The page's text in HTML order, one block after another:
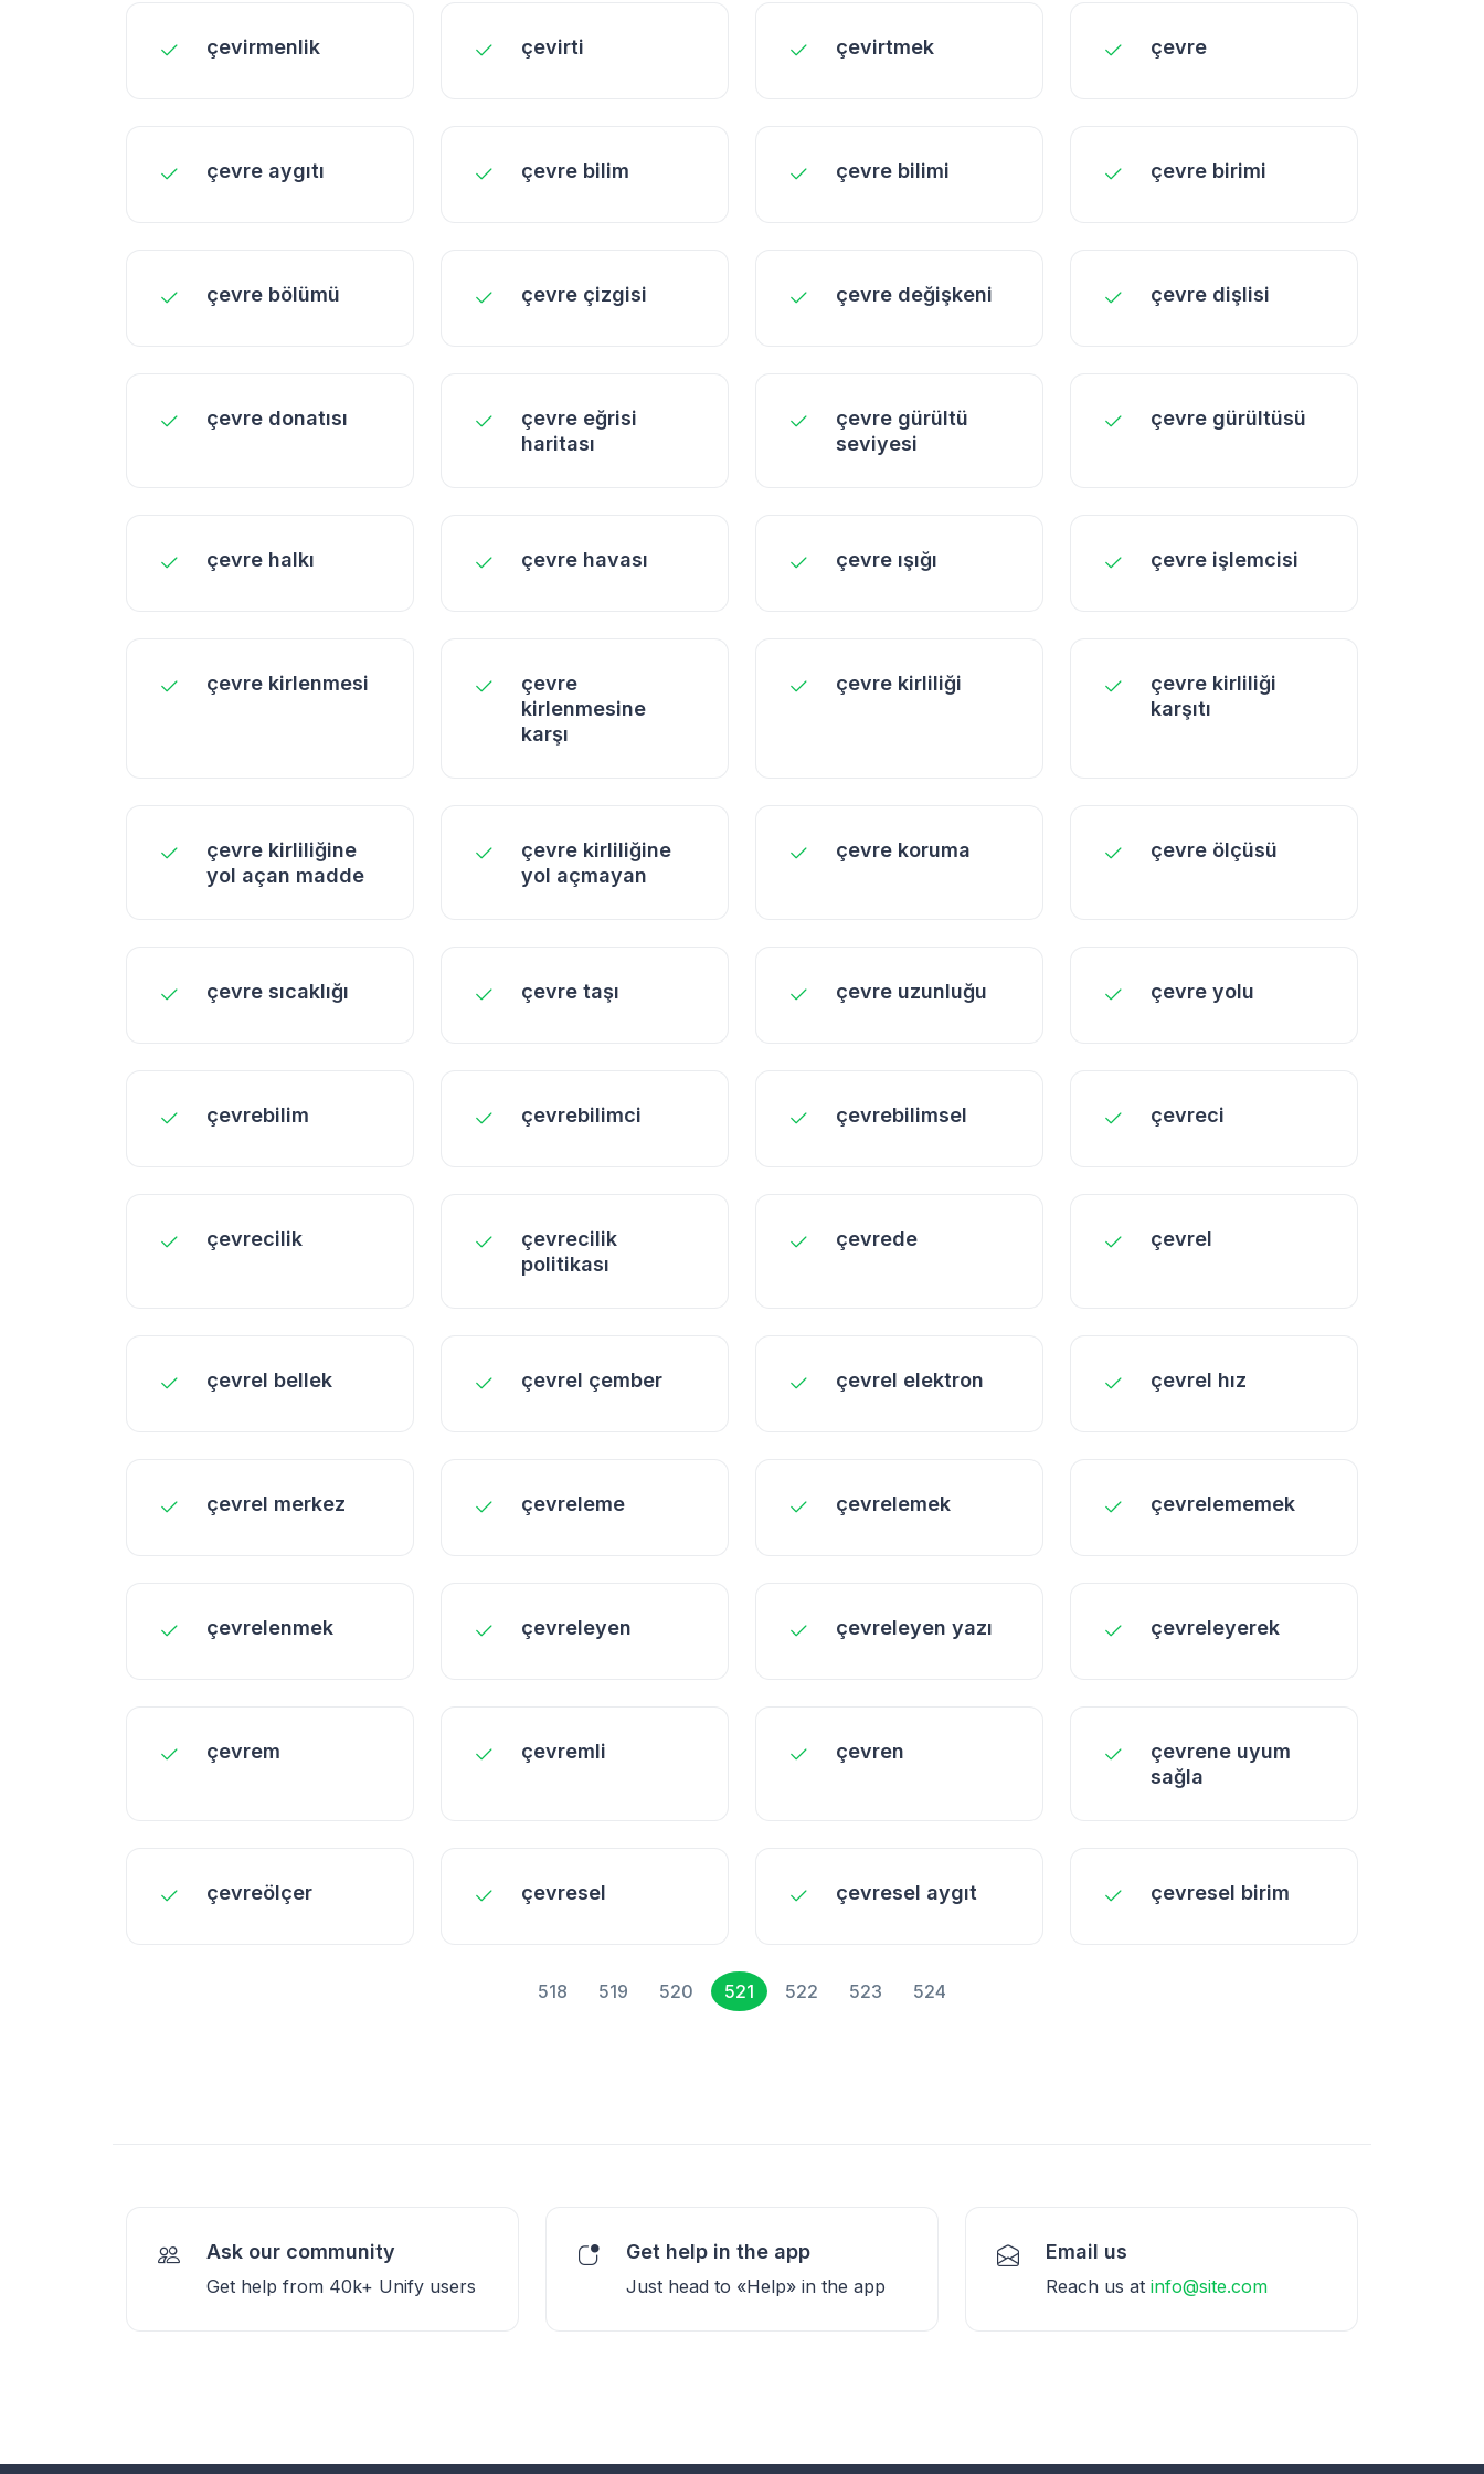
çevirmenlik çevirti çevirtmek çevre
çevre aygıtı çevre bilim çevre bilimi çevre birimi
çevre bölümü çevre çizgisi çevre değişkeni çevre dişlisi
çevre donatısı
çevre eğrisi
haritası
çevre gürültü
seviyesi
çevre gürültüsü
çevre halkı çevre havası çevre ışığı çevre işlemcisi
çevre kirlenmesi
çevre
kirlenmesine
karşı
çevre kirliliği
çevre kirliliği
karşıtı
çevre kirliliğine
yol açan madde
çevre kirliliğine
yol açmayan
çevre koruma çevre ölçüsü
çevre sıcaklığı çevre taşı çevre uzunluğu çevre yolu
çevrebilim çevrebilimci çevrebilimsel çevreci
çevrecilik
çevrecilik
politikası
çevrede çevrel
çevrel bellek çevrel çember çevrel elektron çevrel hız
çevrel merkez çevreleme çevrelemek çevrelememek
çevrelenmek çevreleyen çevreleyen yazı çevreleyerek
çevrem çevremli çevren
çevrene uyum
sağla
çevreölçer çevresel çevresel aygıt çevresel birim
518 519 520 521 522 523 524
Ask our community
Get help from 40k+ Unify users
Get help in the app
Just head to «Help» in the app
Email us
Reach us at info@site.com